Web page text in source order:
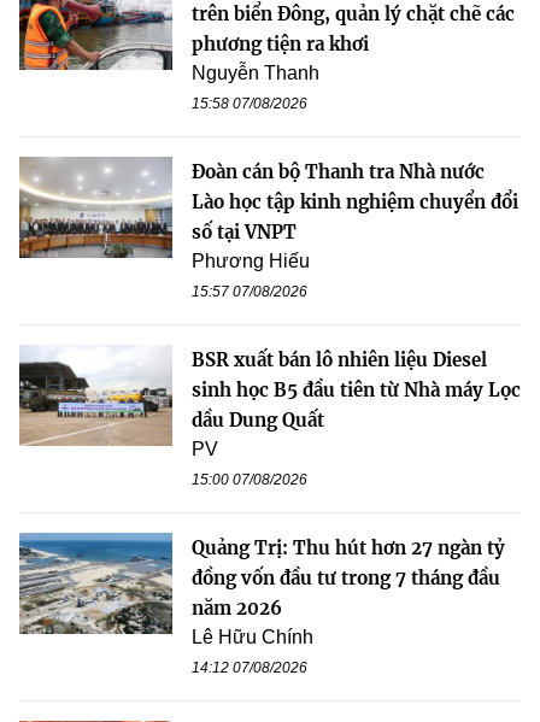
trên biển Đông, quản lý chặt chẽ các
phương tiện ra khơi
Nguyễn Thanh
15:58 07/08/2026
Đoàn cán bộ Thanh tra Nhà nước
Lào học tập kinh nghiệm chuyển đổi
số tại VNPT
Phương Hiếu
15:57 07/08/2026
BSR xuất bán lô nhiên liệu Diesel
sinh học B5 đầu tiên từ Nhà máy Lọc
dầu Dung Quất
PV
15:00 07/08/2026
Quảng Trị: Thu hút hơn 27 ngàn tỷ
đồng vốn đầu tư trong 7 tháng đầu
năm 2026
Lê Hữu Chính
14:12 07/08/2026